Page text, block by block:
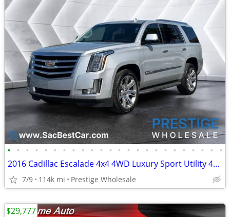
• • • • • • • • • • • • • • • • • • • • • • • •
2016 Cadillac Escalade 4x4 4WD Luxury Sport Utility 4D SUV
7/9 114k mi Prestige Wholesale
$29,777